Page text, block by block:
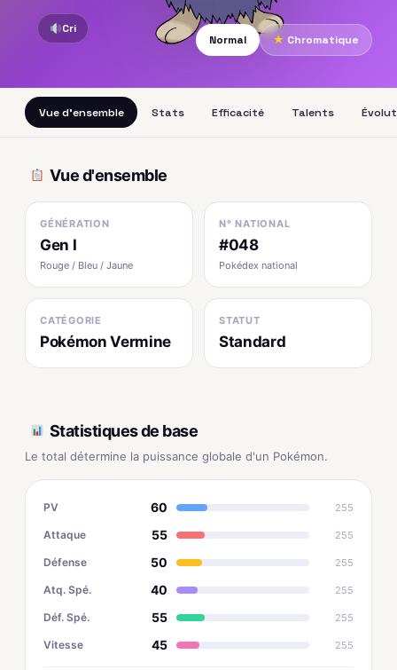
Cri
Normal
★ Chromatique
Vue d'ensemble Stats Efficacité Talents
Vue d'ensemble
GÉNÉRATION
Gen I
Rouge / Bleu / Jaune
N° NATIONAL
#048
Pokédex national
CATÉGORIE
Pokémon Vermine
STATUT
Standard
Statistiques de base
Le total détermine la puissance globale d'un Pokémon.
PV 60 255
Attaque 55 255
Défense 50 255
Atq. Spé. 40 255
Déf. Spé. 55 255
Vitesse 45 255